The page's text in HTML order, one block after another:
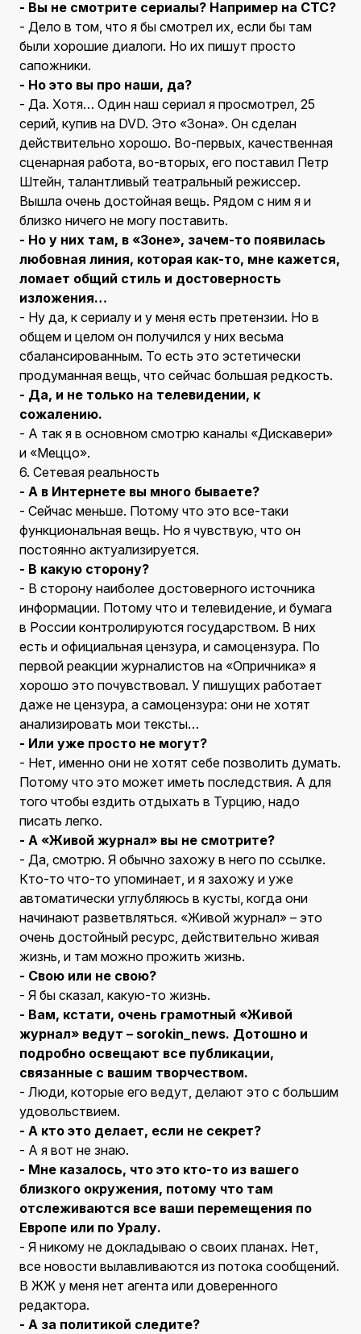
- Вы не смотрите сериалы? Например на СТС?
- Дело в том, что я бы смотрел их, если бы там
были хорошие диалоги. Но их пишут просто
сапожники.
- Но это вы про наши, да?
- Да. Хотя… Один наш сериал я просмотрел, 25
серий, купив на DVD. Это «Зона». Он сделан
действительно хорошо. Во-первых, качественная
сценарная работа, во-вторых, его поставил Петр
Штейн, талантливый театральный режиссер.
Вышла очень достойная вещь. Рядом с ним я и
близко ничего не могу поставить.
- Но у них там, в «Зоне», зачем-то появилась
любовная линия, которая как-то, мне кажется,
ломает общий стиль и достоверность
изложения…
- Ну да, к сериалу и у меня есть претензии. Но в
общем и целом он получился у них весьма
сбалансированным. То есть это эстетически
продуманная вещь, что сейчас большая редкость.
- Да, и не только на телевидении, к
сожалению.
- А так я в основном смотрю каналы «Дискавери»
и «Меццо».
6. Сетевая реальность
- А в Интернете вы много бываете?
- Сейчас меньше. Потому что это все-таки
функциональная вещь. Но я чувствую, что он
постоянно актуализируется.
- В какую сторону?
- В сторону наиболее достоверного источника
информации. Потому что и телевидение, и бумага
в России контролируются государством. В них
есть и официальная цензура, и самоцензура. По
первой реакции журналистов на «Опричника» я
хорошо это почувствовал. У пишущих работает
даже не цензура, а самоцензура: они не хотят
анализировать мои тексты…
- Или уже просто не могут?
- Нет, именно они не хотят себе позволить думать.
Потому что это может иметь последствия. А для
того чтобы ездить отдыхать в Турцию, надо
писать легко.
- А «Живой журнал» вы не смотрите?
- Да, смотрю. Я обычно захожу в него по ссылке.
Кто-то что-то упоминает, и я захожу и уже
автоматически углубляюсь в кусты, когда они
начинают разветвляться. «Живой журнал» – это
очень достойный ресурс, действительно живая
жизнь, и там можно прожить жизнь.
- Свою или не свою?
- Я бы сказал, какую-то жизнь.
- Вам, кстати, очень грамотный «Живой
журнал» ведут – sorokin_news. Дотошно и
подробно освещают все публикации,
связанные с вашим творчеством.
- Люди, которые его ведут, делают это с большим
удовольствием.
- А кто это делает, если не секрет?
- А я вот не знаю.
- Мне казалось, что это кто-то из вашего
близкого окружения, потому что там
отслеживаются все ваши перемещения по
Европе или по Уралу.
- Я никому не докладываю о своих планах. Нет,
все новости вылавливаются из потока сообщений.
В ЖЖ у меня нет агента или доверенного
редактора.
- А за политикой следите?